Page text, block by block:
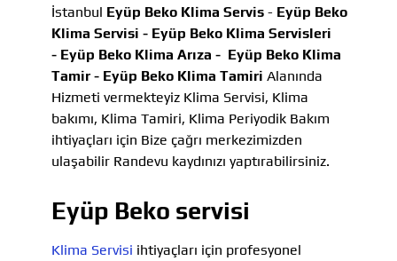
İstanbul Eyüp Beko Klima Servis - Eyüp Beko
Klima Servisi - Eyüp Beko Klima Servisleri
- Eyüp Beko Klima Arıza - Eyüp Beko Klima
Tamir - Eyüp Beko Klima Tamiri Alanında
Hizmeti vermekteyiz Klima Servisi, Klima
bakımı, Klima Tamiri, Klima Periyodik Bakım
ihtiyaçları için Bize çağrı merkezimizden
ulaşabilir Randevu kaydınızı yaptırabilirsiniz.
Eyüp Beko servisi
Klima Servisi ihtiyaçları için profesyonel